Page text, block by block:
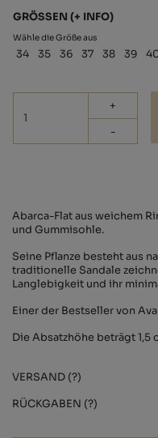
GRÖSSEN (+ INFO)
Wähle die Größe aus
34 35 36 37 38 39
+
-
Abarca-Flat aus weichem
und Gummisohle.
Seine Pflanze besteht aus
traditionelle Sandale
Langlebigkeit und ihr
Einer der Bestseller von
Die Absatzhöhe beträgt 1,5
VERSAND (?)
RÜCKGABEN (?)